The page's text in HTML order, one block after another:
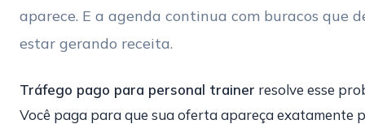
aparece. E a agenda continua com buracos que
estar gerando receita.
Tráfego pago para personal trainer resolve esse
Você paga para que sua oferta apareça exatamente